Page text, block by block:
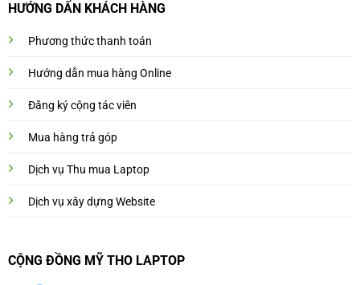
HƯỚNG DẨN KHÁCH HÀNG
Phương thức thanh toán
Hướng dẫn mua hàng Online
Đăng ký cộng tác viên
Mua hàng trả góp
Dịch vụ Thu mua Laptop
Dịch vụ xây dựng Website
CỘNG ĐỒNG MỸ THO LAPTOP